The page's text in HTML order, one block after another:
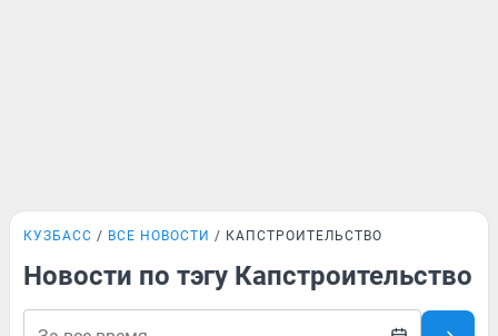
КУЗБАСС ВСЕ НОВОСТИ КАПСТРОИТЕЛЬСТВО
Новости по тэгу Капстроительство